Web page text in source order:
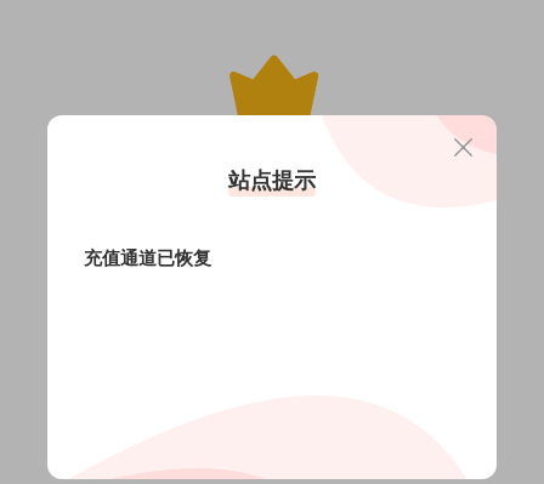
此内容仅限VIP查看
站点提示
充值通道已恢复